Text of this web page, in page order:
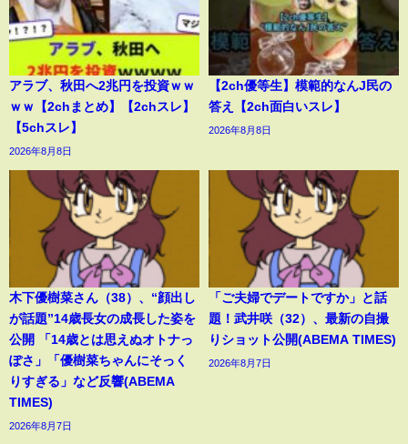
アラブ、秋田へ2兆円を投資ｗｗ
ｗｗ【2chまとめ】【2chスレ】
【5chスレ】
2026年8月8日
【2ch優等生】模範的なんJ民の
答え【2ch面白いスレ】
2026年8月8日
木下優樹菜さん（38）、“顔出し
が話題”14歳長女の成長した姿を
公開 「14歳とは思えぬオトナっ
ぽさ」「優樹菜ちゃんにそっく
りすぎる」など反響(ABEMA
TIMES)
2026年8月7日
「ご夫婦でデートですか」と話
題！武井咲（32）、最新の自撮
りショット公開(ABEMA TIMES)
2026年8月7日